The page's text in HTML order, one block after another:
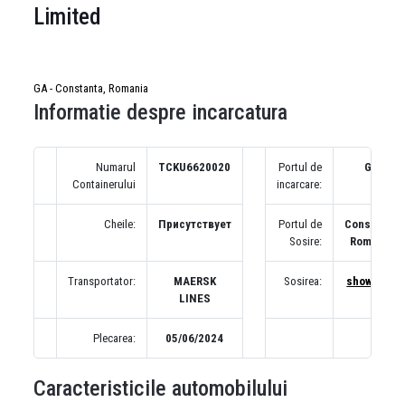
Limited
GA - Constanta, Romania
Informatie despre incarcatura
Numarul
Containerului
TCKU6620020
Portul de
incarcare:
GA
Cheile: Присутствует
Portul de
Sosire:
Constanta,
Romania
Transportator:
MAERSK
LINES
Sosirea: show map
Plecarea: 05/06/2024
Caracteristicile automobilului